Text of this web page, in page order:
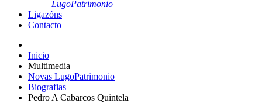
LugoPatrimonio
Ligazóns
Contacto
Inicio
Multimedia
Novas LugoPatrimonio
Biografias
Pedro A Cabarcos Quintela